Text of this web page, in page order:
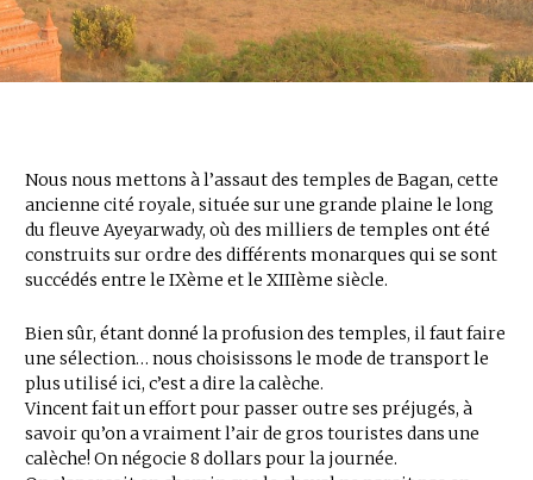
Nous nous mettons à l’assaut des temples de Bagan, cette
ancienne cité royale, située sur une grande plaine le long
du fleuve Ayeyarwady, où des milliers de temples ont été
construits sur ordre des différents monarques qui se sont
succédés entre le IXème et le XIIIème siècle.
Bien sûr, étant donné la profusion des temples, il faut faire
une sélection… nous choisissons le mode de transport le
plus utilisé ici, c’est a dire la calèche.
Vincent fait un effort pour passer outre ses préjugés, à
savoir qu’on a vraiment l’air de gros touristes dans une
calèche! On négocie 8 dollars pour la journée.